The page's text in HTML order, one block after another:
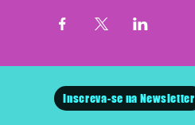
Inscreva-se na Newsletter